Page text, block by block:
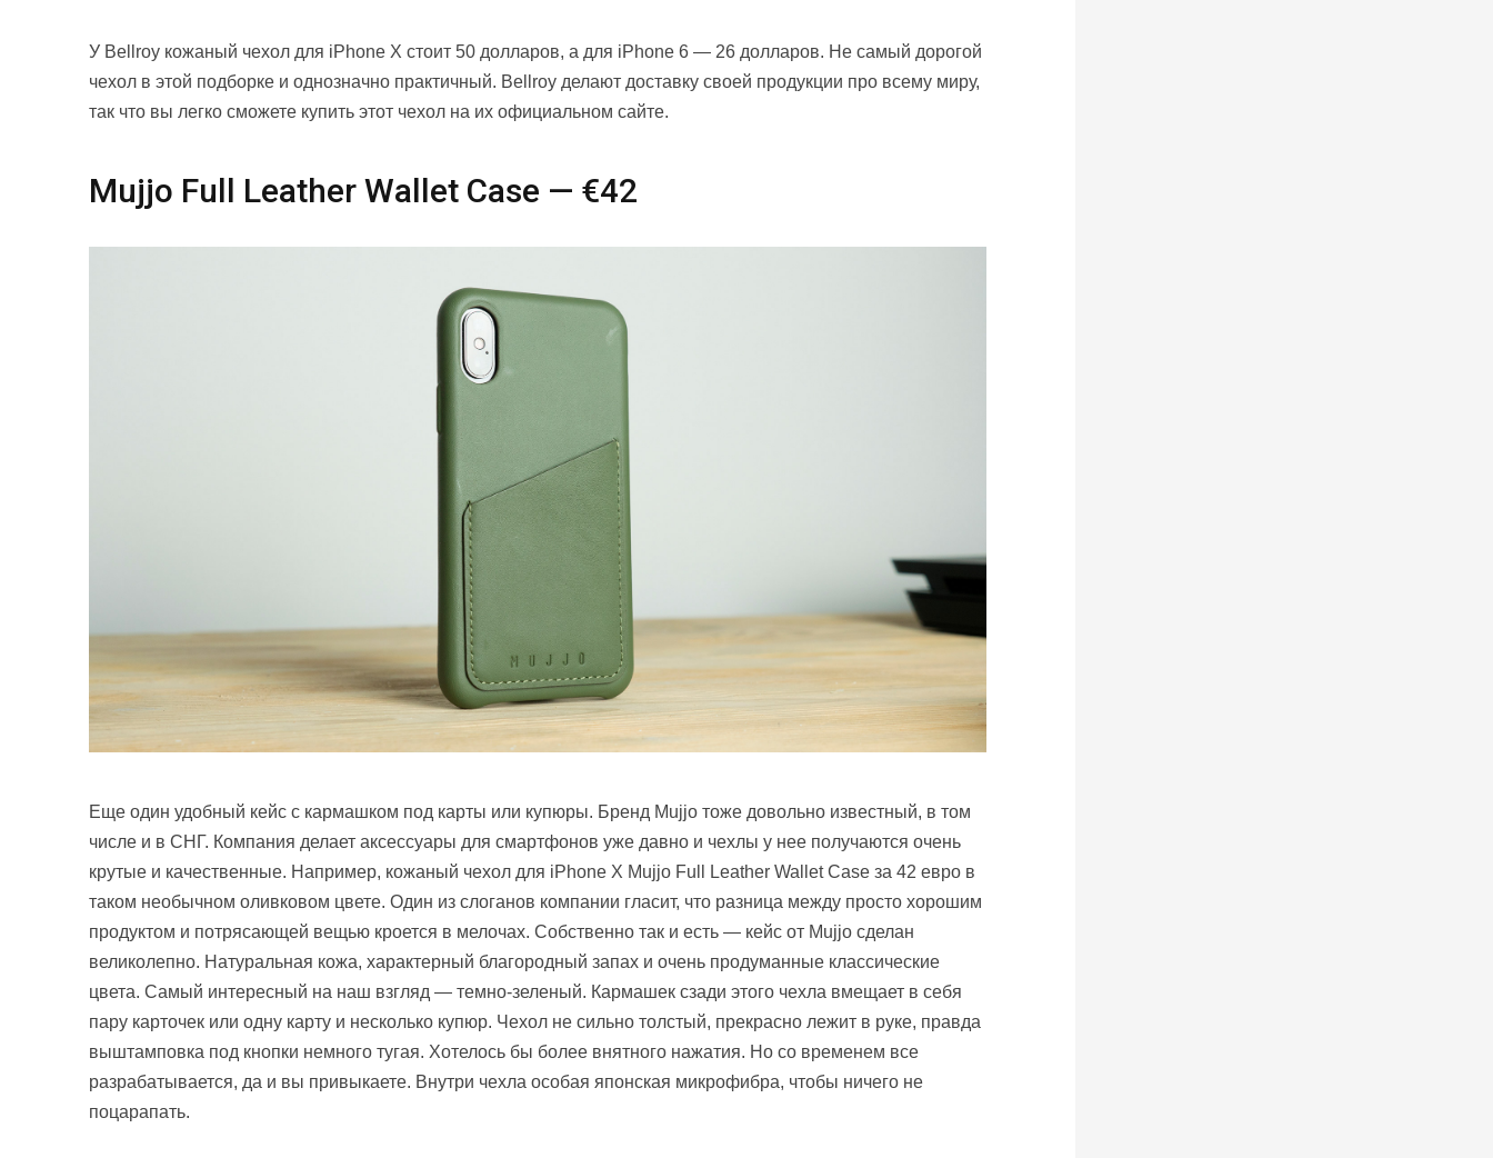
У Bellroy кожаный чехол для iPhone X стоит 50 долларов, а для iPhone 6 — 26 долларов. Не самый дорогой
чехол в этой подборке и однозначно практичный. Bellroy делают доставку своей продукции про всему миру,
так что вы легко сможете купить этот чехол на их официальном сайте.
Mujjo Full Leather Wallet Case — €42
Еще один удобный кейс с кармашком под карты или купюры. Бренд Mujjo тоже довольно известный, в том
числе и в СНГ. Компания делает аксессуары для смартфонов уже давно и чехлы у нее получаются очень
крутые и качественные. Например, кожаный чехол для iPhone X Mujjo Full Leather Wallet Case за 42 евро в
таком необычном оливковом цвете. Один из слоганов компании гласит, что разница между просто хорошим
продуктом и потрясающей вещью кроется в мелочах. Собственно так и есть — кейс от Mujjo сделан
великолепно. Натуральная кожа, характерный благородный запах и очень продуманные классические
цвета. Самый интересный на наш взгляд — темно-зеленый. Кармашек сзади этого чехла вмещает в себя
пару карточек или одну карту и несколько купюр. Чехол не сильно толстый, прекрасно лежит в руке, правда
выштамповка под кнопки немного тугая. Хотелось бы более внятного нажатия. Но со временем все
разрабатывается, да и вы привыкаете. Внутри чехла особая японская микрофибра, чтобы ничего не
поцарапать.